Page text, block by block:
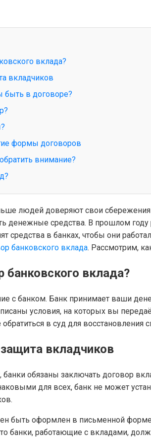
вклада?
вкладчиков
быть в договоре?
формы договоров
внимание?
людей доверяют свои сбережения
денежные средства. В прошлом
средства в банках, чтобы они
банковского вклада. Рассмотрим,
банковского вклада?
с банком. Банк принимает ваши
условия, на которых вы
в суд для восстановления
вкладчиков
банки обязаны заключать договор
для всех, банк не может
быть оформлен в письменной
банки, работающие с вкладами,